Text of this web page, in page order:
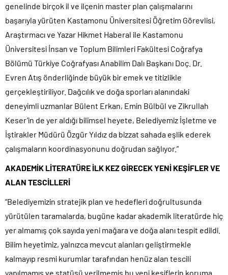
genelinde birçok il ve ilçenin master plan çalışmalarını
başarıyla yürüten Kastamonu Üniversitesi Öğretim Görevlisi,
Araştırmacı ve Yazar Hikmet Haberal ile Kastamonu
Üniversitesi İnsan ve Toplum Bilimleri Fakültesi Coğrafya
Bölümü Türkiye Coğrafyası Anabilim Dalı Başkanı Doç. Dr.
Evren Atış önderliğinde büyük bir emek ve titizlikle
gerçekleştiriliyor. Dağcılık ve doğa sporları alanındaki
deneyimli uzmanlar Bülent Erkan, Emin Bülbül ve Zikrullah
Keser’in de yer aldığı bilimsel heyete, Belediyemiz İşletme ve
İştirakler Müdürü Özgür Yıldız da bizzat sahada eşlik ederek
çalışmaların koordinasyonunu doğrudan sağlıyor.”
AKADEMİK LİTERATÜRE İLK KEZ GİRECEK YENİ KEŞİFLER VE
ALAN TESCİLLERİ
“Belediyemizin stratejik plan ve hedefleri doğrultusunda
yürütülen taramalarda, bugüne kadar akademik literatürde hiç
yer almamış çok sayıda yeni mağara ve doğa alanı tespit edildi.
Bilim heyetimiz, yalnızca mevcut alanları geliştirmekle
kalmayıp resmi kurumlar tarafından henüz alan tescili
yapılmamış ve statüsü verilmemiş bu yeni keşiflerin koruma